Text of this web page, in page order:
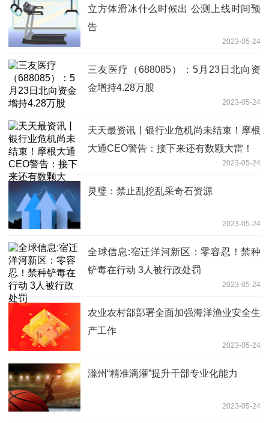
立方体滑冰什么时候出 公测上线时间预
告
2023-05-24
三友医疗（688085）：5月23日北向资
金增持4.28万股
2023-05-24
天天最资讯丨银行业危机尚未结束！摩根
大通CEO警告：接下来还有数颗大雷！
2023-05-24
灵璧：禁止乱挖乱采奇石资源
2023-05-24
全球信息:宿迁洋河新区：零容忍！禁种
铲毒在行动 3人被行政处罚
2023-05-24
农业农村部部署全面加强海洋渔业安全生
产工作
2023-05-24
滁州“精准滴灌”提升干部专业化能力
2023-05-24